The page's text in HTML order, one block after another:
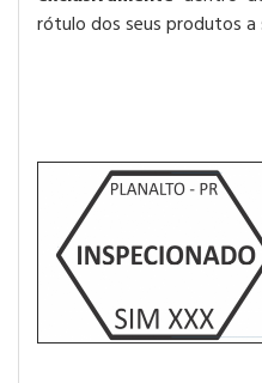
rótulo dos seus produtos a